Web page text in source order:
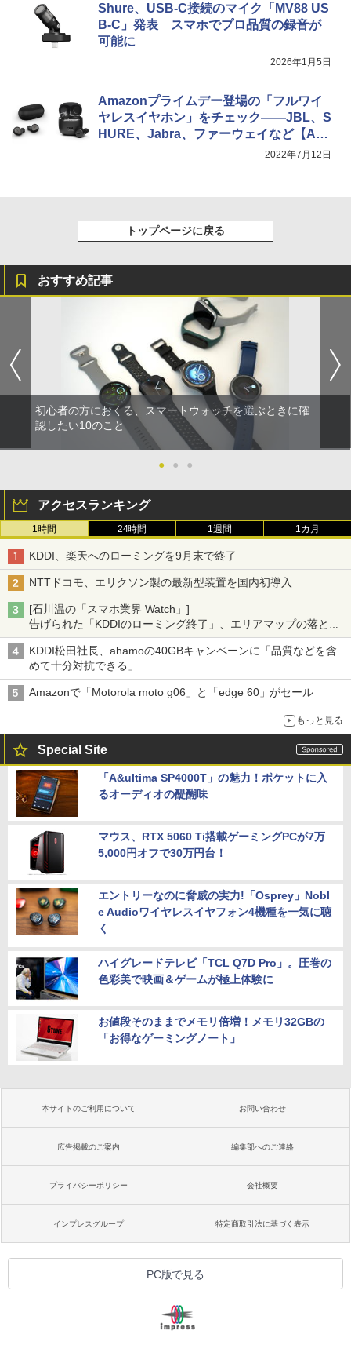
Shure、USB-C接続のマイク「MV88 US
B-C」発表 スマホでプロ品質の録音が
可能に
2026年1月5日
Amazonプライムデー登場の「フルワイ
ヤレスイヤホン」をチェック――JBL、S
HURE、Jabra、ファーウェイなど【Am
2022年7月12日
トップページに戻る
おすすめ記事
初心者の方におくる、スマートウォッチを選ぶときに確
認したい10のこと
● ● ●
アクセスランキング
1時間 24時間 1週間 1カ月
KDDI、楽天へのローミングを9月末で終了
NTTドコモ、エリクソン製の最新型装置を国内初導入
[石川温の「スマホ業界 Watch」]
告げられた「KDDIのローミング終了」、エリアマップの落とし
穴と楽天モバイルの課題
KDDI松田社長、ahamoの40GBキャンペーンに「品質などを含
めて十分対抗できる」
Amazonで「Motorola moto g06」と「edge 60」がセール
もっと見る
Special Site
「A&ultima SP4000T」の魅力！ポケットに入
るオーディオの醍醐味
マウス、RTX 5060 Ti搭載ゲーミングPCが7万
5,000円オフで30万円台！
エントリーなのに脅威の実力!「Osprey」Nobl
e Audioワイヤレスイヤフォン4機種を一気に聴
く
ハイグレードテレビ「TCL Q7D Pro」。圧巻の
色彩美で映画＆ゲームが極上体験に
お値段そのままでメモリ倍増！メモリ32GBの
「お得なゲーミングノート」
本サイトのご利用について お問い合わせ
広告掲載のご案内 編集部へのご連絡
プライバシーポリシー 会社概要
インプレスグループ 特定商取引法に基づく表示
PC版で見る